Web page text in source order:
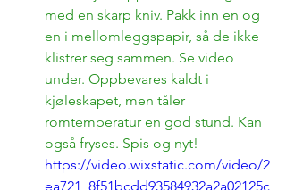
med en skarp kniv. Pakk inn en og
en i mellomleggspapir, så de ikke
klistrer seg sammen. Se video
under. Oppbevares kaldt i
kjøleskapet, men tåler
romtemperatur en god stund. Kan
også fryses. Spis og nyt!
https://video.wixstatic.com/video/2
ea721_8f51bcdd93584932a2a02125c